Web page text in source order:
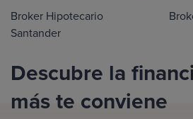
Broker Hipotecario
Santander
Descubre la
más te conviene